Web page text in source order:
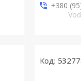
+380